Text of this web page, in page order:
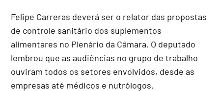
Felipe Carreras deverá ser o relator das propostas
de controle sanitário dos suplementos
alimentares no Plenário da Câmara. O deputado
lembrou que as audiências no grupo de trabalho
ouviram todos os setores envolvidos, desde as
empresas até médicos e nutrólogos.